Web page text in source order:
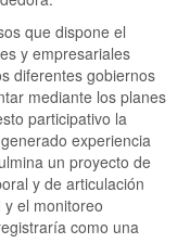
que dispone el
y empresariales
diferentes gobiernos
mediante los planes
participativo la
experiencia
un proyecto de
y de articulación
el monitoreo
como una